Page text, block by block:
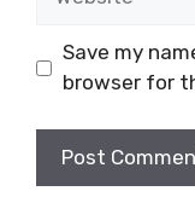
Save my
browser for